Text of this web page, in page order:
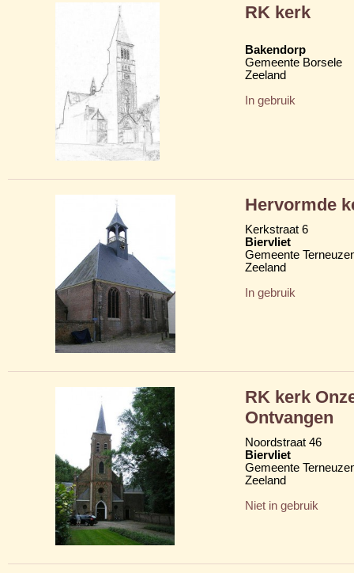
RK kerk
Bakendorp
Gemeente Borsele
Zeeland
In gebruik
Hervormde
Kerkstraat 6
Biervliet
Gemeente
Zeeland
In gebruik
RK kerk
Ontvangen
Noordstraat 46
Biervliet
Gemeente
Zeeland
Niet in gebruik